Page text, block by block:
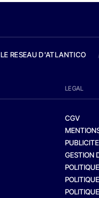
LE RESEAU D'ATLANTICO
LEGAL
CGV
GESTION